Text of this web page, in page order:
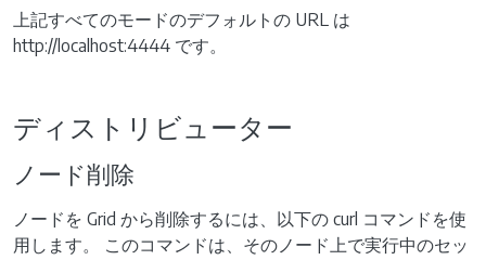
上記すべてのモードのデフォルトの URL は
http://localhost:4444 です。
ディストリビューター
ノード削除
ノードを Grid から削除するには、以下の curl コマンドを使
用します。 このコマンドは、そのノード上で実行中のセッ